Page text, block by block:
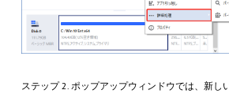
ステップ 2. ポップアップウィンドウでは、新し